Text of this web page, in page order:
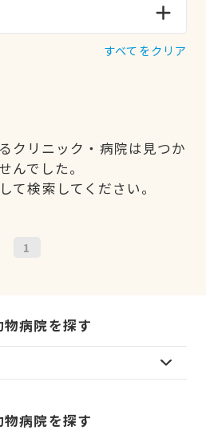
すべてをクリア
クリニック・病院は見つか
んでした。
て検索してください。
1
病院を探す
病院を探す